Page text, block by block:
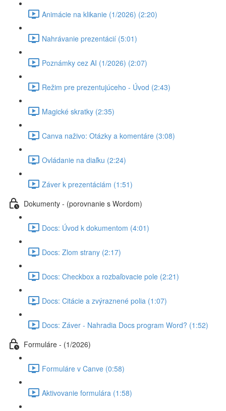
Animácie na klikanie (1/2026) (2:20)
Nahrávanie prezentácií (5:01)
Poznámky cez AI (1/2026) (2:07)
Režim pre prezentujúceho - Úvod (2:43)
Magické skratky (2:35)
Canva naživo: Otázky a komentáre (3:08)
Ovládanie na diaľku (2:24)
Záver k prezentáciám (1:51)
Dokumenty - (porovnanie s Wordom)
Docs: Úvod k dokumentom (4:01)
Docs: Zlom strany (2:17)
Docs: Checkbox a rozbaľovacie pole (2:21)
Docs: Citácie a zvýraznené polia (1:07)
Docs: Záver - Nahradia Docs program Word? (1:52)
Formuláre - (1/2026)
Formuláre v Canve (0:58)
Aktivovanie formulára (1:58)